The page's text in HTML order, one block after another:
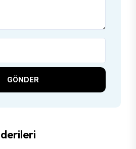
GÖNDER